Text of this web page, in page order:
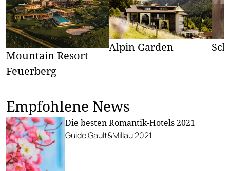
Mountain Resort
Feuerberg
Alpin Garden
Empfohlene News
Die besten Romantik-Hotels 2021
Guide Gault&Millau 2021